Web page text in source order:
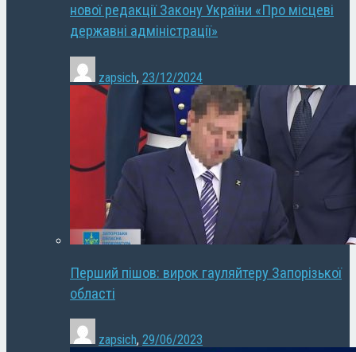
нової редакції Закону України «Про місцеві
державні адміністрації»
zapsich, 23/12/2024
Перший пішов: вирок гауляйтеру Запорізької
області
zapsich, 29/06/2023